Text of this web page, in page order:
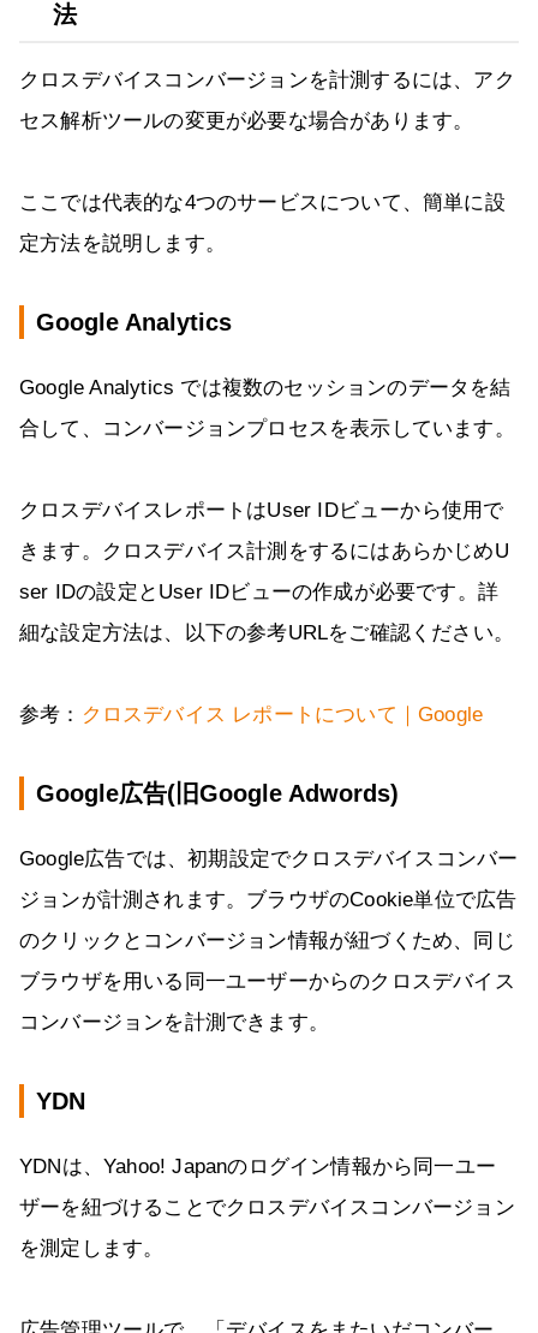
法
クロスデバイスコンバージョンを計測するには、アク
セス解析ツールの変更が必要な場合があります。
ここでは代表的な4つのサービスについて、簡単に設
定方法を説明します。
Google Analytics
Google Analytics では複数のセッションのデータを結
合して、コンバージョンプロセスを表示しています。
クロスデバイスレポートはUser IDビューから使用で
きます。クロスデバイス計測をするにはあらかじめU
ser IDの設定とUser IDビューの作成が必要です。詳
細な設定方法は、以下の参考URLをご確認ください。
参考： クロスデバイス レポートについて｜Google
Google広告(旧Google Adwords)
Google広告では、初期設定でクロスデバイスコンバー
ジョンが計測されます。ブラウザのCookie単位で広告
のクリックとコンバージョン情報が紐づくため、同じ
ブラウザを用いる同一ユーザーからのクロスデバイス
コンバージョンを計測できます。
YDN
YDNは、Yahoo! Japanのログイン情報から同一ユー
ザーを紐づけることでクロスデバイスコンバージョン
を測定します。